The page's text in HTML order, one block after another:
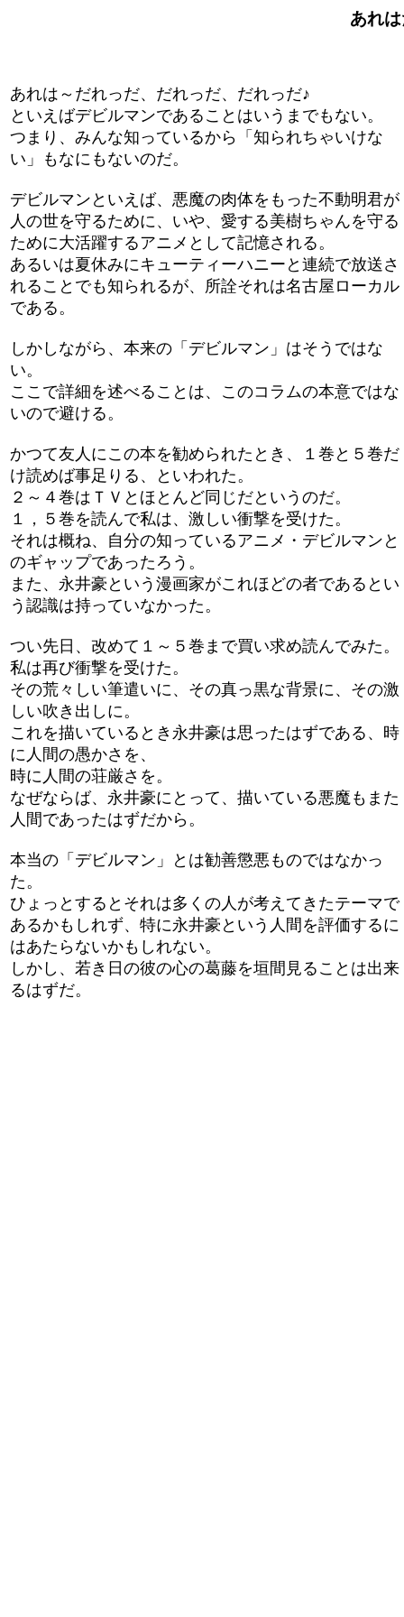
あれ
あれは～だれっだ、だれっだ、だれっだ♪
といえばデビルマンであることはいうまでもない。
つまり、みんな知っているから「知られちゃいけな
い」もなにもないのだ。
デビルマンといえば、悪魔の肉体をもった不動明君が
人の世を守るために、いや、愛する美樹ちゃんを守る
ために大活躍するアニメとして記憶される。
あるいは夏休みにキューティーハニーと連続で放送さ
れることでも知られるが、所詮それは名古屋ローカル
である。
しかしながら、本来の「デビルマン」はそうではな
い。
ここで詳細を述べることは、このコラムの本意ではな
いので避ける。
かつて友人にこの本を勧められたとき、１巻と５巻だ
け読めば事足りる、といわれた。
２～４巻はＴＶとほとんど同じだというのだ。
１，５巻を読んで私は、激しい衝撃を受けた。
それは概ね、自分の知っているアニメ・デビルマンと
のギャップであったろう。
また、永井豪という漫画家がこれほどの者であるとい
う認識は持っていなかった。
つい先日、改めて１～５巻まで買い求め読んでみた。
私は再び衝撃を受けた。
その荒々しい筆遣いに、その真っ黒な背景に、その激
しい吹き出しに。
これを描いているとき永井豪は思ったはずである、時
に人間の愚かさを、
時に人間の荘厳さを。
なぜならば、永井豪にとって、描いている悪魔もまた
人間であったはずだから。
本当の「デビルマン」とは勧善懲悪ものではなかっ
た。
ひょっとするとそれは多くの人が考えてきたテーマで
あるかもしれず、特に永井豪という人間を評価するに
はあたらないかもしれない。
しかし、若き日の彼の心の葛藤を垣間見ることは出来
るはずだ。